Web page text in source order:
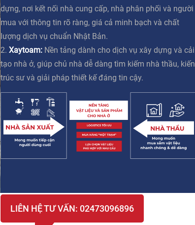
dựng, nơi kết nối nhà cung cấp, nhà phân phối và người
mua với thông tin rõ ràng, giá cả minh bạch và chất
lượng dịch vụ chuẩn Nhật Bản.
2. Xaytoam: Nền tảng dành cho dịch vụ xây dựng và cải
tạo nhà ở, giúp chủ nhà dễ dàng tìm kiếm nhà thầu, kiến
trúc sư và giải pháp thiết kế đáng tin cậy.
LIÊN HỆ TƯ VẤN: 02473096896